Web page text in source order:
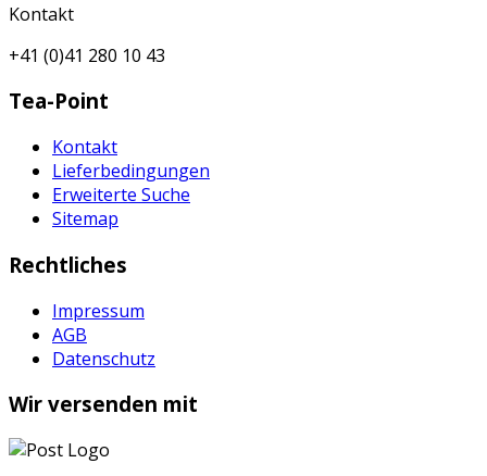
Kontakt
+41 (0)41 280 10 43
Tea-Point
Kontakt
Lieferbedingungen
Erweiterte Suche
Sitemap
Rechtliches
Impressum
AGB
Datenschutz
Wir versenden mit